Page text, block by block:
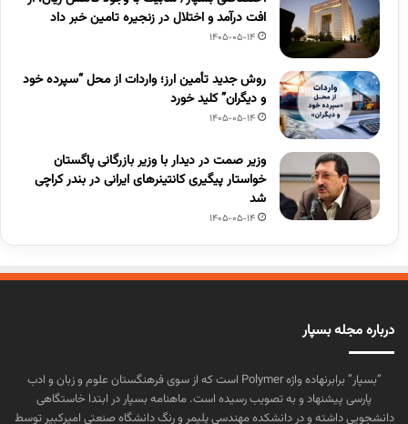
افت درآمد و اختلال در زنجیره تامین خبر داد
1405-05-14
روش جدید تأمین ارز؛ واردات از محل “سپرده خود
و دیگران” کلید خورد
1405-05-14
وزیر صمت در دیدار با وزیر بازرگانی پاگستان
خواستار پیگیری کانتینرهای ایرانی در بندر کراچی
شد
1405-05-14
درباره مجله بسپار
“بسپار” برابرنهاده واژه Polymer است که از سوی فرهنگستان علوم و زبان و ادب
پارسی پیشنهاد و به تصویب رسیده است. ماهنامه بسپار در ابتدا خاستگاهی
دانشجویی داشته و در دانشکده مهندسی پلیمر و رنگ دانشگاه صنعتی امیرکبیر توسط